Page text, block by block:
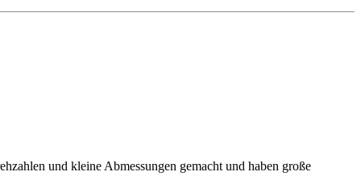
und kleine Abmessungen gemacht und haben große